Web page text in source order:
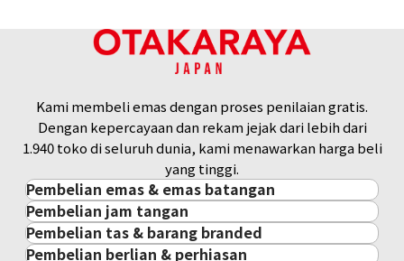
Kami membeli emas dengan proses penilaian gratis.
Dengan kepercayaan dan rekam jejak dari lebih dari
1.940 toko di seluruh dunia, kami menawarkan harga beli
yang tinggi.
Pembelian emas & emas batangan
Pembelian emas & emas batangan
Emas Batangan / Gold Bar
Pembelian jam tangan
Pembelian jam tangan
ROLEX
Pembelian tas & barang branded
Pembelian tas & barang branded
Pembelian berlian & perhiasan